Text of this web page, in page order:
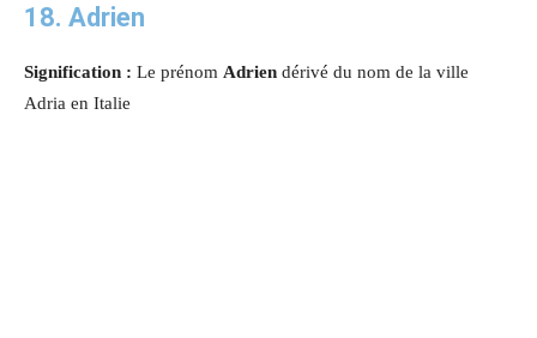
18. Adrien
Signification : Le prénom Adrien dérivé du nom de la ville
Adria en Italie